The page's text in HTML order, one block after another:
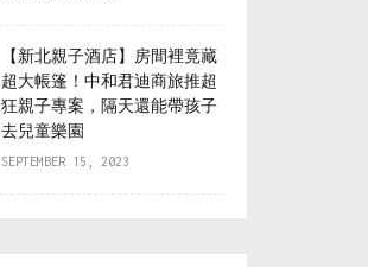
【新北親子酒店】房間裡竟藏
超大帳篷️！中和君迪商旅推超
狂親子專案，隔天還能帶孩子
去兒童樂園
SEPTEMBER 15, 2023